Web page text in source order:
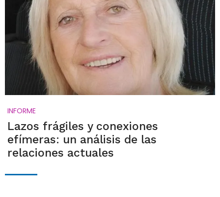
INFORME
Lazos frágiles y conexiones
efímeras: un análisis de las
relaciones actuales